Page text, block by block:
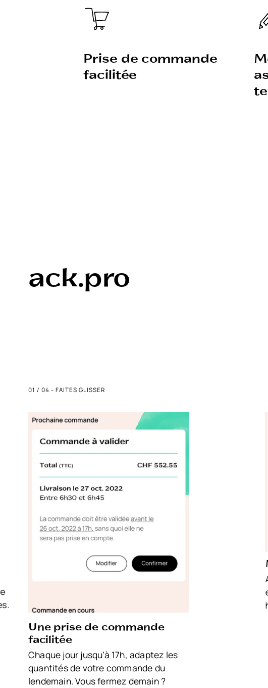
Prise de commande
facilitée
ack.pro
01 / 04 - FAITES GLISSER
Une prise de commande
facilitée
Chaque jour jusqu’à 17h, adaptez les
quantités de votre commande du
lendemain. Vous fermez demain ?